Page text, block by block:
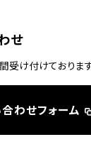
せ
受け付けておりま
わせフォーム